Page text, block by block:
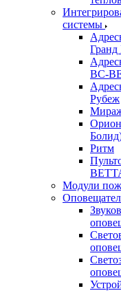
системы
Гранд
ВС-
Рубеж
Ритм
Модули